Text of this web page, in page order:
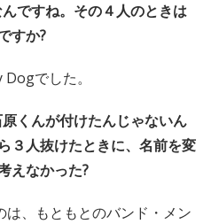
ですね。その４人のときは
すか?
でした。
くんが付けたんじゃないん
３人抜けたときに、名前を変
えなかった?
は、もともとのバンド・メン